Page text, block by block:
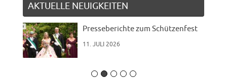
AKTUELLE NEUIGKEITEN
Presseberichte zum Schützenfest
11. JULI 2026